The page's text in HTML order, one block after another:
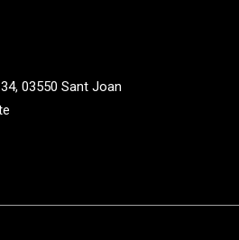
03550 Sant Joan